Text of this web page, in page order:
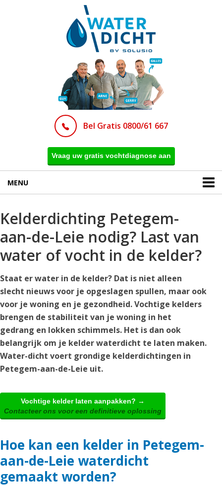
Bel Gratis 0800/61 667
Vraag uw gratis vochtdiagnose aan
MENU
Kelderdichting Petegem-
aan-de-Leie nodig? Last van
water of vocht in de kelder?
Staat er water in de kelder? Dat is niet alleen
slecht nieuws voor je opgeslagen spullen, maar ook
voor je woning en je gezondheid. Vochtige kelders
brengen de stabiliteit van je woning in het
gedrang en lokken schimmels. Het is dan ook
belangrijk om je kelder waterdicht te laten maken.
Water-dicht voert grondige kelderdichtingen in
Petegem-aan-de-Leie uit.
Vochtige kelder laten aanpakken? →
Contacteer ons voor een definitieve oplossing
Hoe kan een kelder in Petegem-
aan-de-Leie waterdicht
gemaakt worden?